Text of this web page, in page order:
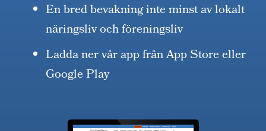
En bred bevakning inte minst av lokalt
näringsliv och föreningsliv
Ladda ner vår app från App Store eller
Google Play